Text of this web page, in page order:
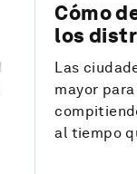
Cómo
los
Las
mayor
al tiempo